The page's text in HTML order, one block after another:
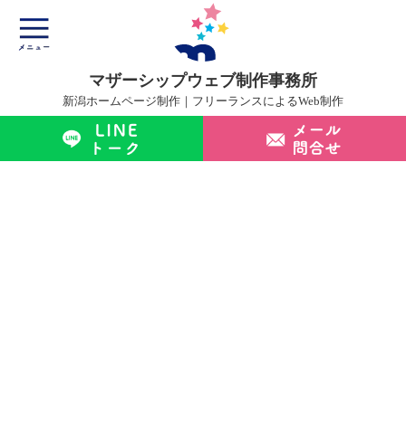
マザーシップウェブ制作事務所
新潟ホームページ制作｜フリーランスによるWeb制作
マザーシップについて
ホームページ制作サービス